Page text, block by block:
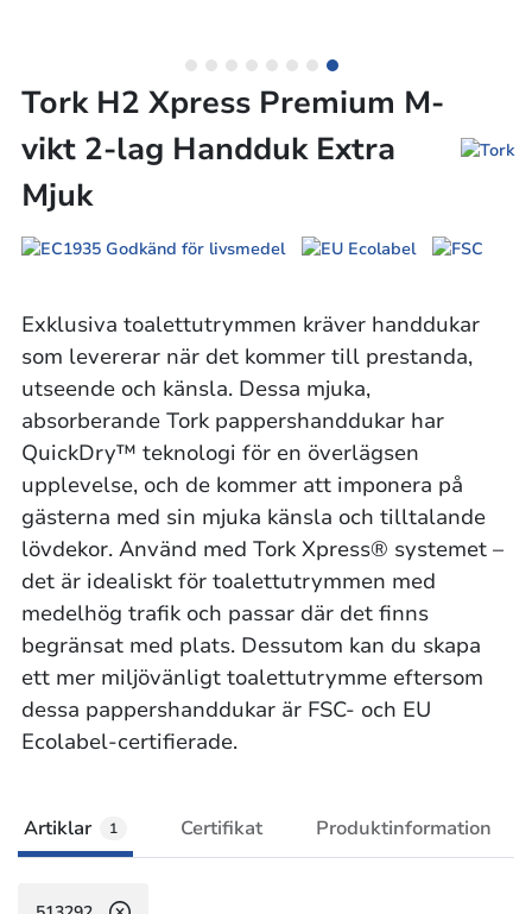
Tork H2 Xpress Premium M-
vikt 2-lag Handduk Extra
Mjuk
Exklusiva toalettutrymmen kräver handdukar
som levererar när det kommer till prestanda,
utseende och känsla. Dessa mjuka,
absorberande Tork pappershanddukar har
QuickDry™ teknologi för en överlägsen
upplevelse, och de kommer att imponera på
gästerna med sin mjuka känsla och tilltalande
lövdekor. Använd med Tork Xpress® systemet –
det är idealiskt för toalettutrymmen med
medelhög trafik och passar där det finns
begränsat med plats. Dessutom kan du skapa
ett mer miljövänligt toalettutrymme eftersom
dessa pappershanddukar är FSC- och EU
Ecolabel-certifierade.
Artiklar 1 Certifikat Produktinformation